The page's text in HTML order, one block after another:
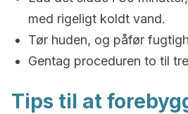
med rigeligt koldt vand.
Tør huden, og påfør
Gentag proceduren to til
Tips til at